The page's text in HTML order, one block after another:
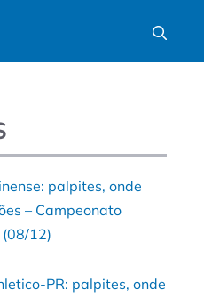
palpites, onde
– Campeonato
12)
PR: palpites, onde